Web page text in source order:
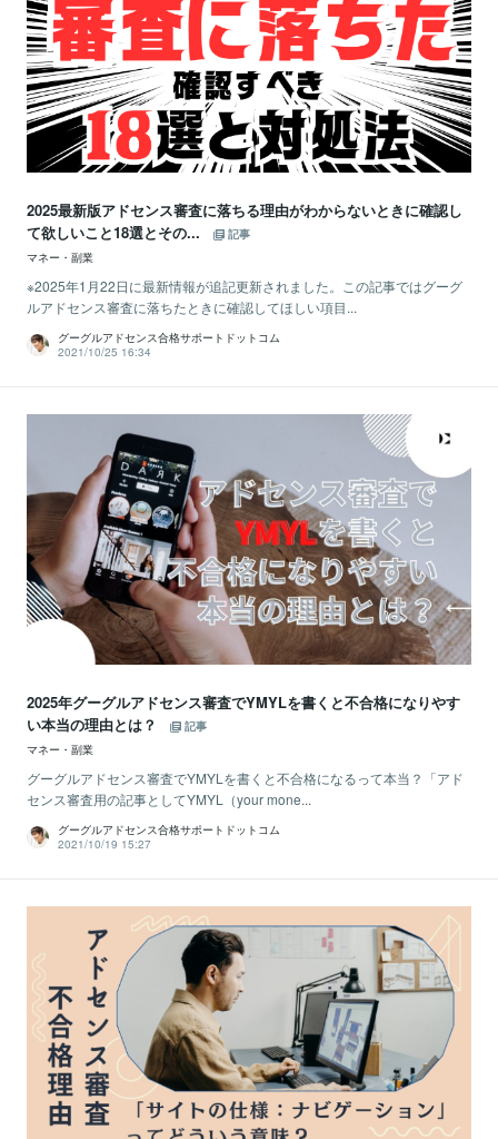
2025最新版アドセンス審査に落ちる理由がわからないときに確認し
て欲しいこと18選とその...
記事
マネー・副業
※2025年1月22日に最新情報が追記更新されました。この記事ではグーグ
ルアドセンス審査に落ちたときに確認してほしい項目...
グーグルアドセンス合格サポートドットコム
2021/10/25 16:34
2025年グーグルアドセンス審査でYMYLを書くと不合格になりやす
い本当の理由とは？
記事
マネー・副業
グーグルアドセンス審査でYMYLを書くと不合格になるって本当？「アド
センス審査用の記事としてYMYL（your mone...
グーグルアドセンス合格サポートドットコム
2021/10/19 15:27